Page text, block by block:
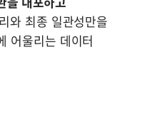
와 최종 일관성만을
어울리는 데이터